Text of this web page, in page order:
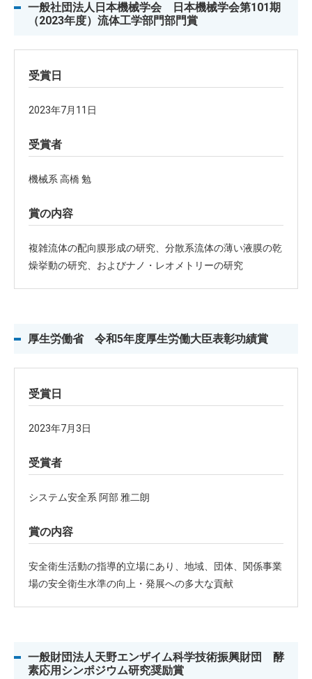
一般社団法人日本機械学会 日本機械学会第101期
（2023年度）流体工学部門部門賞
受賞日
2023年7月11日
受賞者
機械系 高橋 勉
賞の内容
複雑流体の配向膜形成の研究、分散系流体の薄い液膜の乾
燥挙動の研究、およびナノ・レオメトリーの研究
厚生労働省 令和5年度厚生労働大臣表彰功績賞
受賞日
2023年7月3日
受賞者
システム安全系 阿部 雅二朗
賞の内容
安全衛生活動の指導的立場にあり、地域、団体、関係事業
場の安全衛生水準の向上・発展への多大な貢献
一般財団法人天野エンザイム科学技術振興財団 酵
素応用シンポジウム研究奨励賞